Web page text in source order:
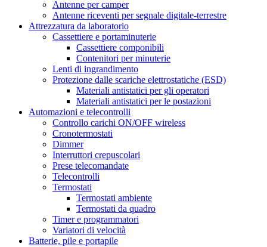
Antenne per camper
Antenne riceventi per segnale digitale-terrestre
Attrezzatura da laboratorio
Cassettiere e portaminuterie
Cassettiere componibili
Contenitori per minuterie
Lenti di ingrandimento
Protezione dalle scariche elettrostatiche (ESD)
Materiali antistatici per gli operatori
Materiali antistatici per le postazioni
Automazioni e telecontrolli
Controllo carichi ON/OFF wireless
Cronotermostati
Dimmer
Interruttori crepuscolari
Prese telecomandate
Telecontrolli
Termostati
Termostati ambiente
Termostati da quadro
Timer e programmatori
Variatori di velocità
Batterie, pile e portapile